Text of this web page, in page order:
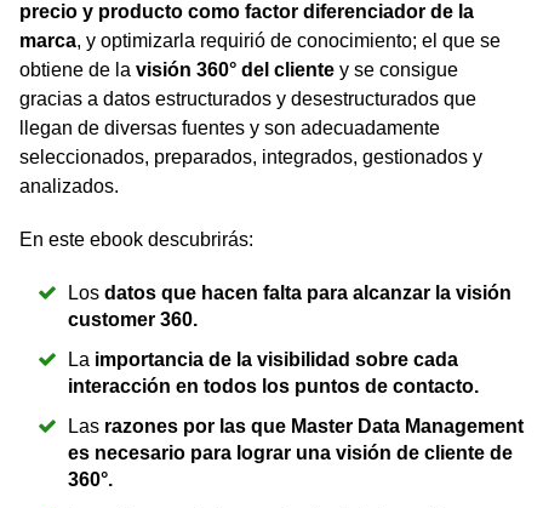
precio y producto como factor diferenciador de la
marca, y optimizarla requirió de conocimiento; el que se
obtiene de la visión 360° del cliente y se consigue
gracias a datos estructurados y desestructurados que
llegan de diversas fuentes y son adecuadamente
seleccionados, preparados, integrados, gestionados y
analizados.
En este ebook descubrirás:
Los datos que hacen falta para alcanzar la visión
customer 360.
La importancia de la visibilidad sobre cada
interacción en todos los puntos de contacto.
Las razones por las que Master Data Management
es necesario para lograr una visión de cliente de
360°.